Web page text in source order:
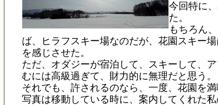
今回特に
た。
もちろん
ば、ヒラフスキー場なのだが、花園スキー
を感じさせた。
ただ、オダジーが宿泊して、スキーして、
むには高級過ぎて、財力的に無理だと思う。
それでも、許されるのなら、一度、花園を
写真は移動している時に、案内してくれた